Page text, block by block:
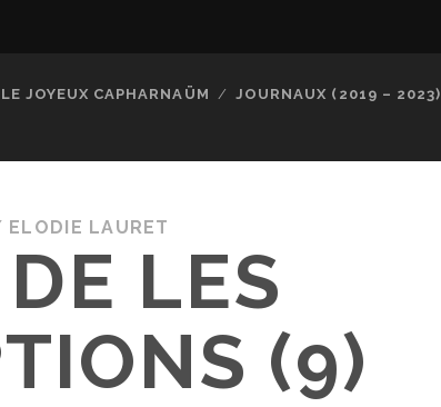
JOYEUX CAPHARNAÜM JOURNAUX (2019 – 2023)
ELODIE LAURET
LES
(9)